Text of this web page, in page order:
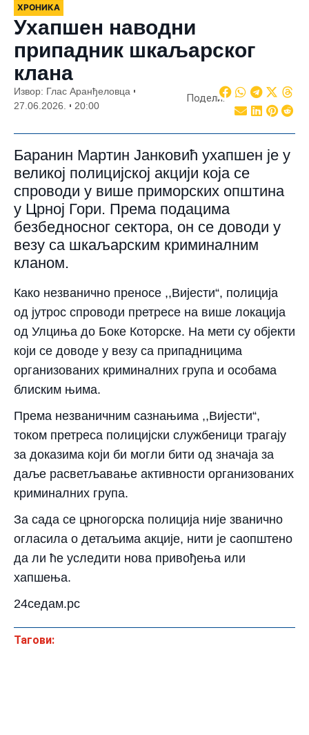
ХРОНИКА
Ухапшен наводни
припадник шкаљарског
клана
Извор: Глас Аранђеловца
27.06.2026.
20:00
Подели:
Баранин Мартин Јанковић ухапшен је у
великој полицијској акцији која се
спроводи у више приморских општина
у Црној Гори. Према подацима
безбедносног сектора, он се доводи у
везу са шкаљарским криминалним
кланом.
Како незванично преносе ,,Вијести“, полиција
од јутрос спроводи претресе на више локација
од Улциња до Боке Которске. На мети су објекти
који се доводе у везу са припадницима
организованих криминалних група и особама
блиским њима.
Према незваничним сазнањима ,,Вијести“,
током претреса полицијски службеници трагају
за доказима који би могли бити од значаја за
даље расветљавање активности организованих
криминалних група.
За сада се црногорска полиција није званично
огласила о детаљима акције, нити је саопштено
да ли ће уследити нова привођења или
хапшења.
24седам.рс
Тагови: